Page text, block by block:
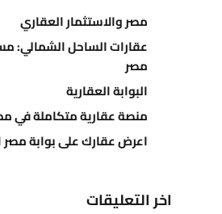
مصر والاستثمار العقاري
عقارات الساحل الشمالي:
مصر
البوابة العقارية
منصة عقارية متكاملة في
اعرض عقارك على بوابة مصر
اخر التعليقات